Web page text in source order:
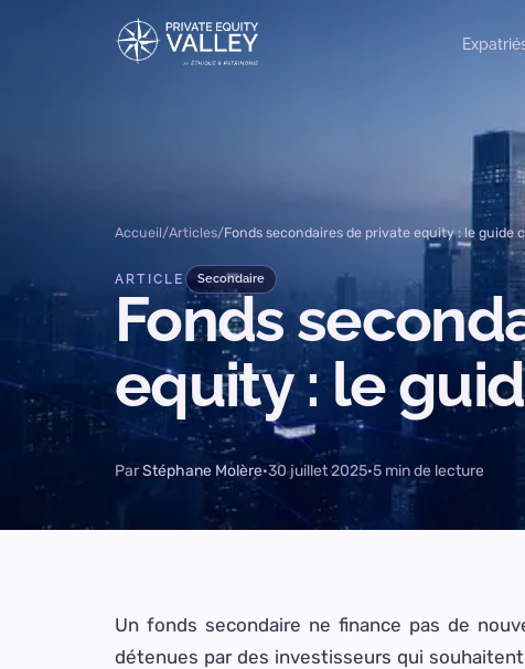
Aller au contenu
Accueil/Articles/Fonds secondaires de private equity : le guide
ARTICLE Secondaire
Fonds
equity: le
ParStéphane Molère·30 juillet 2025·5 min de lecture
Un fonds secondaire ne finance pas de
détenues par des investisseurs qui